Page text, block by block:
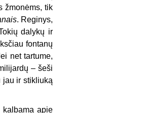
žmonėms, tik
. Reginys,
dalykų ir
fontanų
net tartume,
– šeši
jau ir stikliuką
kalbama apie